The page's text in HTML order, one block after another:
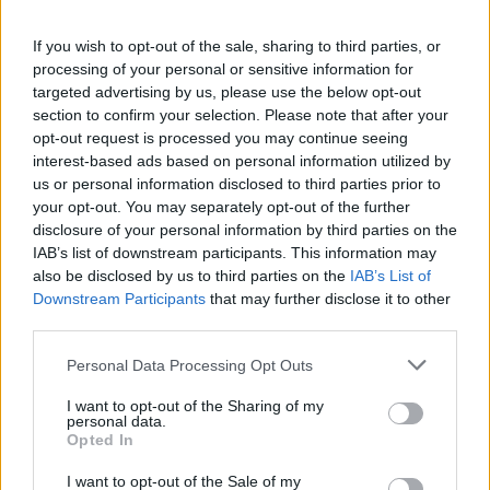
If you wish to opt-out of the sale, sharing to third parties, or
processing of your personal or sensitive information for
targeted advertising by us, please use the below opt-out
section to confirm your selection. Please note that after your
opt-out request is processed you may continue seeing
interest-based ads based on personal information utilized by
us or personal information disclosed to third parties prior to
your opt-out. You may separately opt-out of the further
disclosure of your personal information by third parties on the
IAB’s list of downstream participants. This information may
also be disclosed by us to third parties on the IAB’s List of
Downstream Participants that may further disclose it to other
Please note that this website/app uses one or more Google
not limited to your visit or usage behaviour. You may click to
grant or deny consent to Google and its third-party tags to
use your data for below specified purposes in below Google
consent section.
Personal Data Processing Opt Outs
I want to opt-out of the Sharing of my
personal data.
Opted In
I want to opt-out of the Sale of my
Η γερμανική αμυντική βιομηχανία πιέζει πλέον την
κυβέρνηση για άμεσες αποφάσεις, καθώς
διακυβεύονται συμβόλαια δισεκατομμυρίων ευρώ.
Ο Διευθύνων Σύμβουλος της Airbus, Μίχαελ
Σέλχορν, δήλωσε χαρακτηριστικά ότι «πρέπει να
πατηθεί το γκάζι» και ζήτησε από το Βερολίνο
έναν ξεκάθαρο οδικό χάρτη.
Ξεκαθάρισε ότι η γερμανική βιομηχανία θέλει να
αναπτύξει ένα αεροσκάφος «για την Ευρώπη και
για τις γερμανικές εταιρείες στη νέα συμμαχία.
Το νέο αεροπλάνο προοριζόταν να
αντικαταστήσει τα Eurofighter στη Γερμανία και